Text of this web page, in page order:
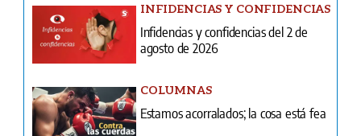
INFIDENCIAS Y CONFIDENCIAS
Infidencias y confidencias del 2 de
agosto de 2026
COLUMNAS
Estamos acorralados; la cosa está fea